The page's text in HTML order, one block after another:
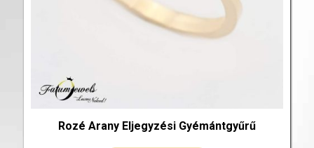
Rozé Arany Eljegyzési Gyémántgyűrű